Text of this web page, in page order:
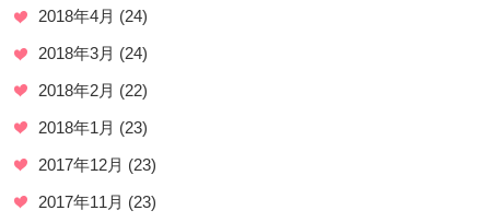
2018年4月 (24)
2018年3月 (24)
2018年2月 (22)
2018年1月 (23)
2017年12月 (23)
2017年11月 (23)